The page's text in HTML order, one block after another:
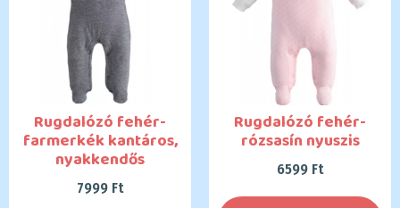
Rugdalózó fehér-
farmerkék kantáros,
nyakkendős
7999 Ft
Rugdalózó fehér-
rózsasín nyuszis
6599 Ft